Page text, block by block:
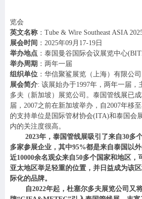
览会
英文名称 ： Tube & Wire Southeast ASIA
展会时间 ： 2025年09月 17-19 日
举办地点 ：泰国曼谷国际会议展览中心
举办周期 ：两年一届
组织单位 ：华信聚鲨展览（上海）有限公司
展会简介: 该展始办于1997年，两年一届，
多夫 （新加坡） 展览公司。 泰国管线展已
届， 2007之前在新加坡举办， 自2007年移
的支持单位是国际管材协会(ITA)和泰国会
内的关注度很高。
2023年，泰国管线展吸引了来自30多
多家参展企业，其中95%都是来自泰国以外
近10000余名观众来自50多个国家和地区，
亚太地区举足轻重的位置，并日益成为该
际化的品牌。
自2022年起，杜塞尔多夫展览公司又